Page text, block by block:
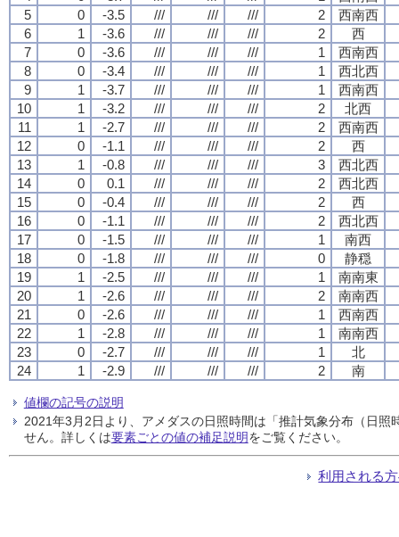
5
0 -3.5 /// /// /// 2
西南西
6
1 -3.6 /// /// /// 2
西
7
0 -3.6 /// /// /// 1
西南西
8
0 -3.4 /// /// /// 1
西北西
9
1 -3.7 /// /// /// 1
西南西
10
1 -3.2 /// /// /// 2
北西
11
1 -2.7 /// /// /// 2
西南西
12
0 -1.1 /// /// /// 2
西
13
1 -0.8 /// /// /// 3
西北西
14
0 0.1 /// /// /// 2
西北西
15
0 -0.4 /// /// /// 2
西
16
0 -1.1 /// /// /// 2
西北西
17
0 -1.5 /// /// /// 1
南西
18
0 -1.8 /// /// /// 0
静穏
19
1 -2.5 /// /// /// 1
南南東
20
1 -2.6 /// /// /// 2
南南西
21
0 -2.6 /// /// /// 1
西南西
22
1 -2.8 /// /// /// 1
南南西
23
0 -2.7 /// /// /// 1
北
24
1 -2.9 /// /// /// 2 南
値欄の記号の説明
2021年3月2日より、アメダスの日照時間は「推計気象分布（日
せん。詳しくは要素ごとの値の補足説明をご覧ください。
利用される